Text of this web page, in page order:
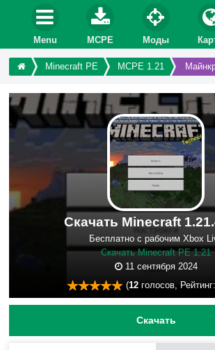
Menu MCPE Моды
Minecraft PE MCPE 1.21
Скачать Minecraft
Бесплатно с рабочим Xbox
Скачать Minecraft PE 1.21
11 сентября 2024
(12голосов, Рейтинг:
Скачать